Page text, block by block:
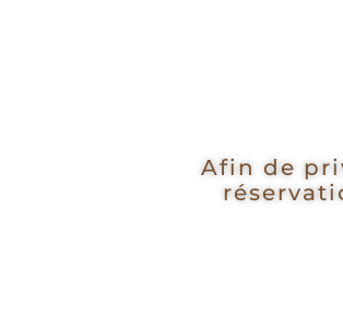
Afin de